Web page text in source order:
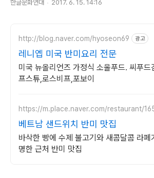
한글문화연대 2017. 6. 15. 14:16
http://blog.naver.com/hyoseon69 광고
레니엡 미국 반미요리 전문
미국 뉴올리언즈 가정식 소울푸드. 씨푸드
프스튜,로스비프,포보이
https://m.place.naver.com/restaurant/
베트남 샌드위치 반미 맛집
바삭한 빵에 수제 불고기와 새콤달콤 라페
명한 근처 반미 맛집